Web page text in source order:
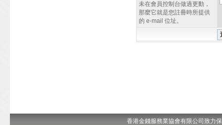
未在會員控制台做過更動，
那麼它就是您註冊時所提供
的 e-mail 位址。
香港金錢服務業協會有限公司致力